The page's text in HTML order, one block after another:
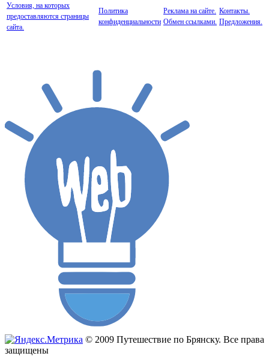
Условия, на которых
предоставляются страницы
сайта.
Политика
конфиденциальности
Реклама на сайте.
Обмен ссылками.
Контакты.
Предложения.
© 2009 Путешествие по Брянску. Все права
защищены